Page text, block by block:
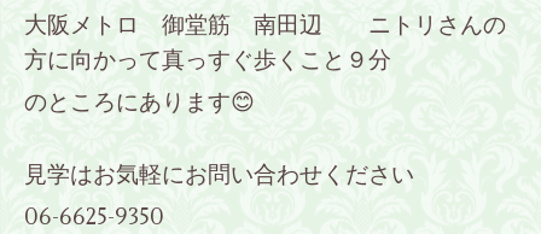
大阪メトロ 御堂筋 南田辺 ニトリさんの
方に向かって真っすぐ歩くこと９分
のところにあります😊
見学はお気軽にお問い合わせください
06-6625-9350